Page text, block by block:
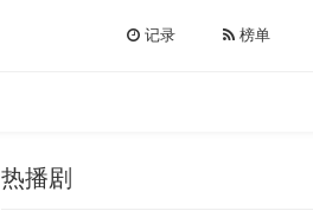
记录 榜单
热播剧